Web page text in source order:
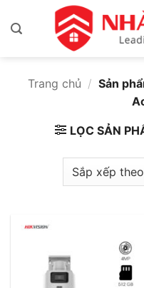
qua
Trang chủ / Sản
LỌC SẢN